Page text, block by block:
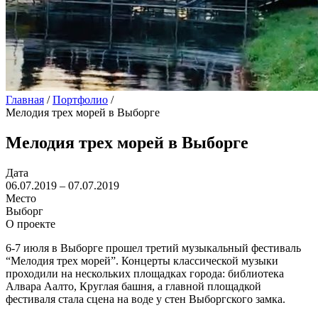
Главная / Портфолио /
Мелодия трех морей в Выборге
Мелодия трех морей в Выборге
Дата
06.07.2019 – 07.07.2019
Место
Выборг
О проекте
6-7 июля в Выборге прошел третий музыкальный фестиваль
“Мелодия трех морей”. Концерты классической музыки
проходили на нескольких площадках города: библиотека
Алвара Аалто, Круглая башня, а главной площадкой
фестиваля стала сцена на воде у стен Выборгского замка.